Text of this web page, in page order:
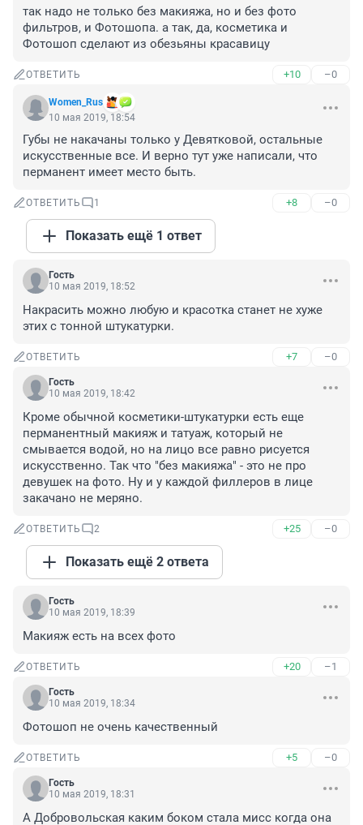
так надо не только без макияжа, но и без фото
фильтров, и Фотошопа. а так, да, косметика и
Фотошоп сделают из обезьяны красавицу
ОТВЕТИТЬ +10 –0
Women_Rus
10 мая 2019, 18:54
Губы не накачаны только у Девятковой, остальные
искусственные все. И верно тут уже написали, что
перманент имеет место быть.
ОТВЕТИТЬ 1 +8 –0
Показать ещё 1 ответ
Гость
10 мая 2019, 18:52
Накрасить можно любую и красотка станет не хуже
этих с тонной штукатурки.
ОТВЕТИТЬ +7 –0
Гость
10 мая 2019, 18:42
Кроме обычной косметики-штукатурки есть еще
перманентный макияж и татуаж, который не
смывается водой, но на лицо все равно рисуется
искусственно. Так что "без макияжа" - это не про
девушек на фото. Ну и у каждой филлеров в лице
закачано не меряно.
ОТВЕТИТЬ 2 +25 –0
Показать ещё 2 ответа
Гость
10 мая 2019, 18:39
Макияж есть на всех фото
ОТВЕТИТЬ +20 –1
Гость
10 мая 2019, 18:34
Фотошоп не очень качественный
ОТВЕТИТЬ +5 –0
Гость
10 мая 2019, 18:31
А Добровольская каким боком стала мисс когда она